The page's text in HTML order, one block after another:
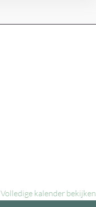
Volledige kalender bekijken